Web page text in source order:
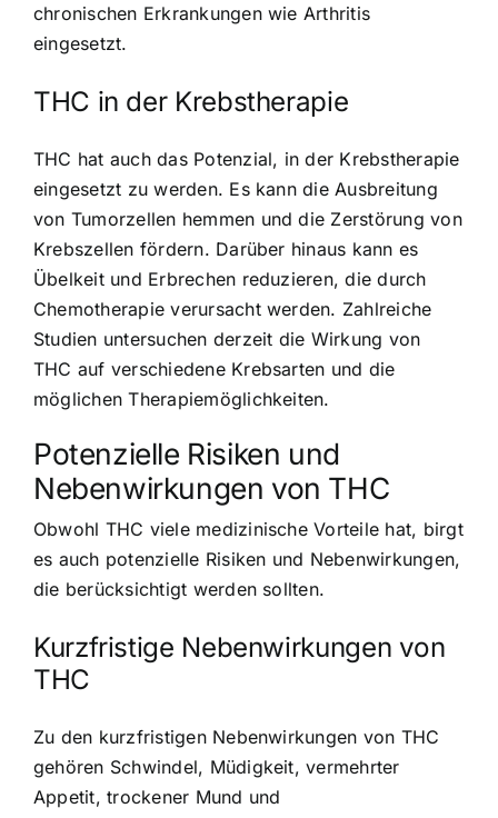
chronischen Erkrankungen wie Arthritis
eingesetzt.
THC in der Krebstherapie
THC hat auch das Potenzial, in der Krebstherapie
eingesetzt zu werden. Es kann die Ausbreitung
von Tumorzellen hemmen und die Zerstörung von
Krebszellen fördern. Darüber hinaus kann es
Übelkeit und Erbrechen reduzieren, die durch
Chemotherapie verursacht werden. Zahlreiche
Studien untersuchen derzeit die Wirkung von
THC auf verschiedene Krebsarten und die
möglichen Therapiemöglichkeiten.
Potenzielle Risiken und
Nebenwirkungen von THC
Obwohl THC viele medizinische Vorteile hat, birgt
es auch potenzielle Risiken und Nebenwirkungen,
die berücksichtigt werden sollten.
Kurzfristige Nebenwirkungen von
THC
Zu den kurzfristigen Nebenwirkungen von THC
gehören Schwindel, Müdigkeit, vermehrter
Appetit, trockener Mund und